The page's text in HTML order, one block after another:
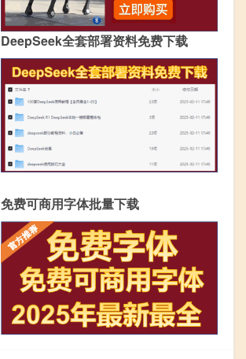
DeepSeek全套部署资料免费下载
免费可商用字体批量下载